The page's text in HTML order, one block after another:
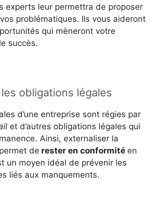
experts leur permettra de proposer
problématiques. Ils vous aideront
qui mèneront votre
succès.
obligations légales
d’une entreprise sont régies par
et d’autres obligations légales qui
Ainsi, externaliser la
de rester en conformité en
un moyen idéal de prévenir les
liés aux manquements.